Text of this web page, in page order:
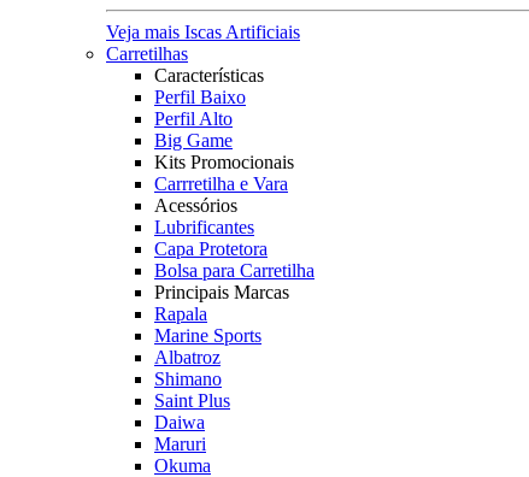
Veja mais Iscas Artificiais
Carretilhas
Características
Perfil Baixo
Perfil Alto
Big Game
Kits Promocionais
Carrretilha e Vara
Acessórios
Lubrificantes
Capa Protetora
Bolsa para Carretilha
Principais Marcas
Rapala
Marine Sports
Albatroz
Shimano
Saint Plus
Daiwa
Maruri
Okuma